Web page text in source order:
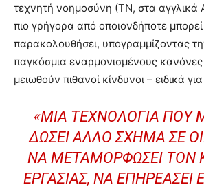
τεχνητή νοημοσύνη (ΤΝ, στα αγγλικά
πιο γρήγορα από οποιονδήποτε
παρακολουθήσει, υπογραμμίζοντας
παγκόσμια εναρμονισμένους
μειωθούν πιθανοί κίνδυνοι – ειδικά
«ΜΙΑ ΤΕΧΝΟΛΟΓΊΑ ΠΟΥ
ΔΏΣΕΙ ΆΛΛΟ ΣΧΉΜΑ ΣΕ
ΝΑ ΜΕΤΑΜΟΡΦΏΣΕΙ ΤΟΝ
ΕΡΓΑΣΊΑΣ, ΝΑ ΕΠΗΡΕΆΣΕΙ